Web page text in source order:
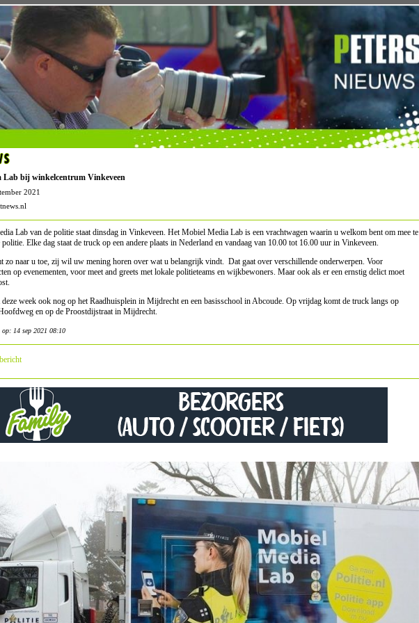
Lab bij winkelcentrum Vinkeveen
2021
Lab van de politie staat dinsdag in Vinkeveen. Het Mobiel Media Lab is een vrachtwagen waarin u welkom bent om mee te
politie. Elke dag staat de truck op een andere plaats in Nederland en vandaag van 10.00 tot 16.00 uur in Vinkeveen.
zo naar u toe, zij wil uw mening horen over wat u belangrijk vindt. Dat gaat over verschillende onderwerpen. Voor
op evenementen, voor meet and greets met lokale politieteams en wijkbewoners. Maar ook als er een ernstig delict moet
deze week ook nog op het Raadhuisplein in Mijdrecht en een basisschool in Abcoude. Op vrijdag komt de truck langs op
en op de Proostdijstraat in Mijdrecht.
14 sep 2021 08:10